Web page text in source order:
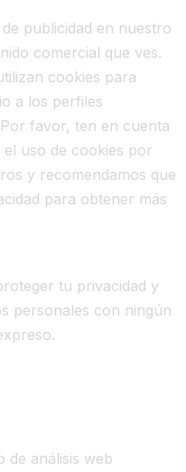
publicidad en nuestro
comercial que ves.
cookies para
a los perfiles
favor, ten en cuenta
uso de cookies por
y recomendamos que
para obtener más
tu privacidad y
personales con ningún
de análisis web